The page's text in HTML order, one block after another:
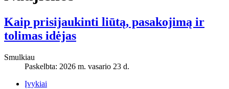
Kaip prisijaukinti liūtą, pasakojimą ir
tolimas idėjas
Smulkiau
Paskelbta: 2026 m. vasario 23 d.
Įvykiai